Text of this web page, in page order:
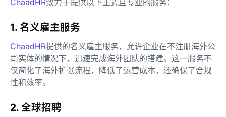
1. 名义雇主服务
ChaadHR提供的名义雇主服务，允许企业在不注册海外公
司实体的情况下，迅速完成海外团队的搭建。这一服务不
仅简化了海外扩张流程，降低了运营成本，还确保了合规
性和效率。
2. 全球招聘